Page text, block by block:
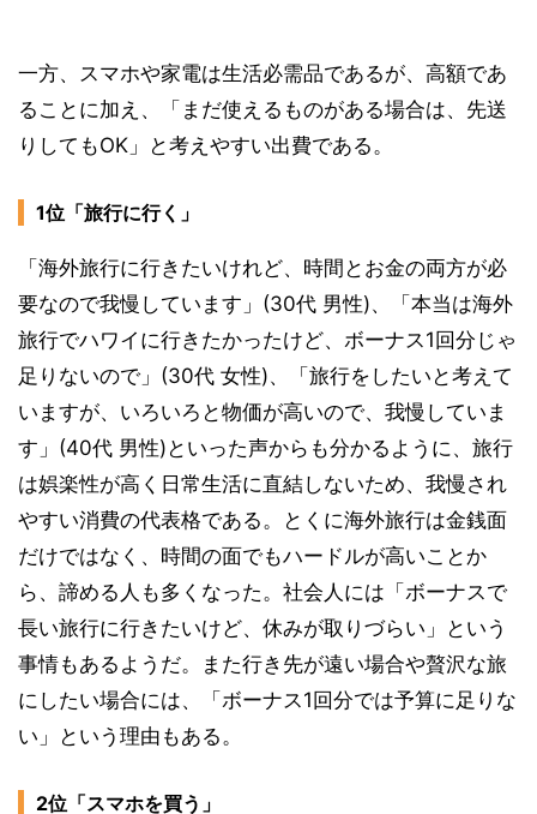
一方、スマホや家電は生活必需品であるが、高額であ
ることに加え、「まだ使えるものがある場合は、先送
りしてもOK」と考えやすい出費である。
1位「旅行に行く」
「海外旅行に行きたいけれど、時間とお金の両方が必
要なので我慢しています」(30代 男性)、「本当は海外
旅行でハワイに行きたかったけど、ボーナス1回分じゃ
足りないので」(30代 女性)、「旅行をしたいと考えて
いますが、いろいろと物価が高いので、我慢していま
す」(40代 男性)といった声からも分かるように、旅行
は娯楽性が高く日常生活に直結しないため、我慢され
やすい消費の代表格である。とくに海外旅行は金銭面
だけではなく、時間の面でもハードルが高いことか
ら、諦める人も多くなった。社会人には「ボーナスで
長い旅行に行きたいけど、休みが取りづらい」という
事情もあるようだ。また行き先が遠い場合や贅沢な旅
にしたい場合には、「ボーナス1回分では予算に足りな
い」という理由もある。
2位「スマホを買う」